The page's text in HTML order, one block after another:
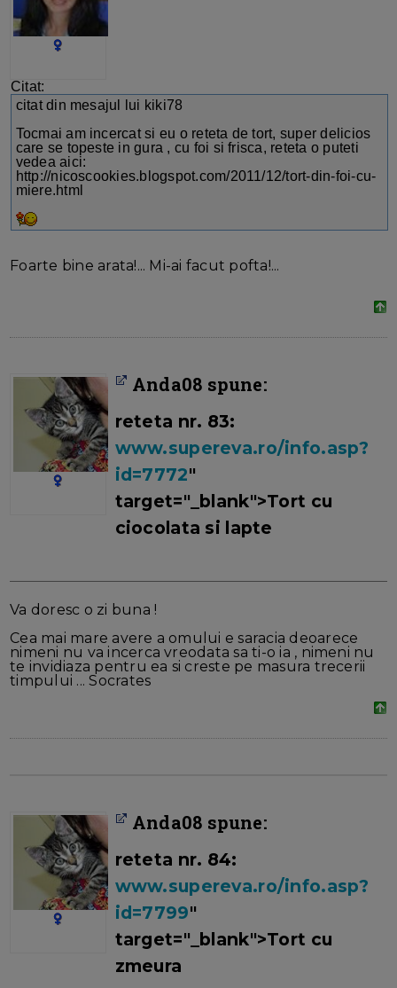
Citat:
citat din mesajul lui kiki78
Tocmai am incercat si eu o reteta de tort, super delicios
care se topeste in gura , cu foi si frisca, reteta o puteti
vedea aici:
http://nicoscookies.blogspot.com/2011/12/tort-din-foi-cu-
miere.html
Foarte bine arata!... Mi-ai facut pofta!...
Anda08 spune:
reteta nr. 83:
www.supereva.ro/info.asp?
id=7772"
target="_blank">Tort cu
ciocolata si lapte
Va doresc o zi buna !
Cea mai mare avere a omului e saracia deoarece
nimeni nu va incerca vreodata sa ti-o ia , nimeni nu
te invidiaza pentru ea si creste pe masura trecerii
timpului ... Socrates
Anda08 spune:
reteta nr. 84:
www.supereva.ro/info.asp?
id=7799"
target="_blank">Tort cu
zmeura